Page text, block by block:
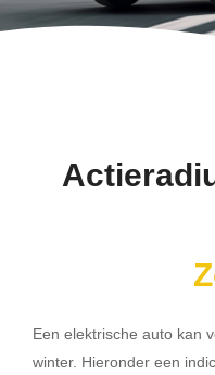
Een elektrische auto kan
winter. Hieronder een